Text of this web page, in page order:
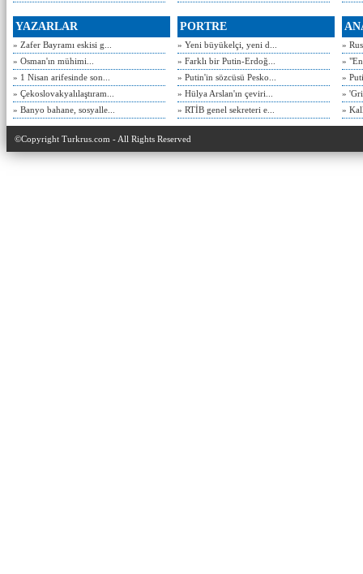
YAZARLAR
» Zafer Bayramı eskisi g...
» Osman'ın mühimi...
» 1 Nisan arifesinde son...
» Çekoslovakyalılaştıram...
» Banyo bahane, sosyalle...
PORTRE
» Yeni büyükelçi, yeni d...
» Farklı bir Putin-Erdoğ...
» Putin'in sözcüsü Pesko...
» Hülya Arslan'ın çeviri...
» RTİB genel sekreteri e...
»
»
»
»
»
©Copyright Turkrus.com - All Rights Reserved